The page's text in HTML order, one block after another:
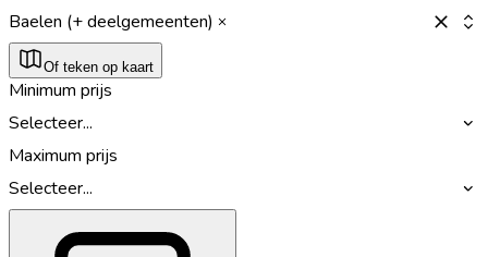
Baelen (+ deelgemeenten)
Of teken op kaart
Minimum prijs
Selecteer...
Maximum prijs
Selecteer...